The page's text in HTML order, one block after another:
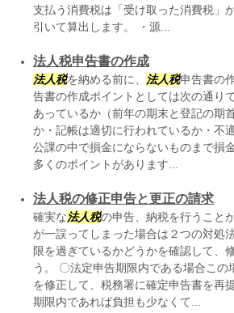
支払う消費税は「受け取った消費税」
引いて算出します。 ・源...
法人税申告書の作成
法人税を納める前に、 法人税申告書の
告書の作成ポイントとしては次の通り
あっているか（前年の期末と登記の期
か・記帳は適切に行われているか・不
公課の中で損金にならないものまで損
多くのポイントがあります...
法人税の修正申告と更正の請求
確実な法人税の申告、納税を行うこと
が一誤ってしまった場合は２つの対処
限を過ぎているかどうかを確認して、
う。 〇法定申告期限内である場合この
を修正して、税務署に確定申告書を再
期限内であれば負担も少なくて...